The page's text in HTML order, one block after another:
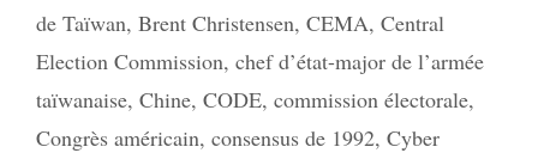
de Taïwan, Brent Christensen, CEMA, Central
Election Commission, chef d’état-major de l’armée
taïwanaise, Chine, CODE, commission électorale,
Congrès américain, consensus de 1992, Cyber